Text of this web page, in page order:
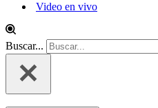
Video en vivo
Buscar...